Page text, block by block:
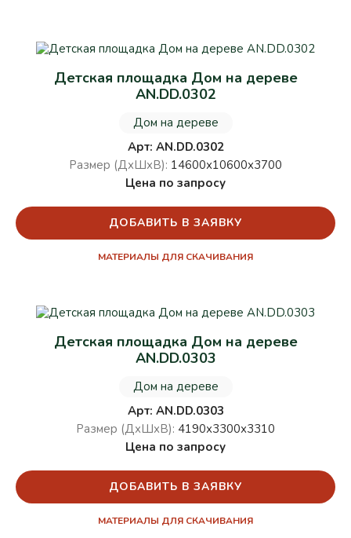
Детская площадка Дом на дереве
AN.DD.0302
Дом на дереве
Арт: AN.DD.0302
Размер (ДхШхВ): 14600х10600х3700
Цена по запросу
ДОБАВИТЬ В ЗАЯВКУ
МАТЕРИАЛЫ ДЛЯ СКАЧИВАНИЯ
Детская площадка Дом на дереве
AN.DD.0303
Дом на дереве
Арт: AN.DD.0303
Размер (ДхШхВ): 4190х3300х3310
Цена по запросу
ДОБАВИТЬ В ЗАЯВКУ
МАТЕРИАЛЫ ДЛЯ СКАЧИВАНИЯ